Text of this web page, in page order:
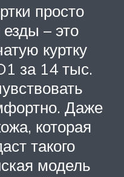
просто
– это
куртку
за 14 тыс.
Даже
которая
такого
модель